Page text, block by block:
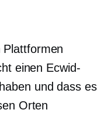
einen Ecwid-
und dass es
Orten